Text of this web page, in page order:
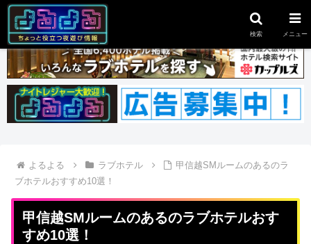
よるよる ラブホテル
甲信越SMルームのあるのラ
ブホテルおすすめ10選！
甲信越SMルームのあるのラブホテルおす
すめ10選！
検索 メニュー